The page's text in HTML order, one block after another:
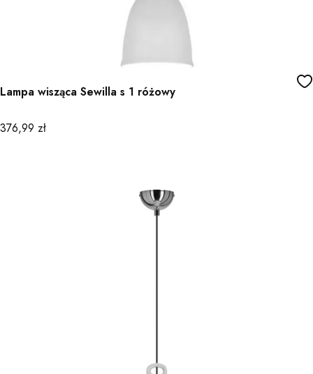
Lampa wisząca Sewilla s 1 różowy
Cena
376,99 zł